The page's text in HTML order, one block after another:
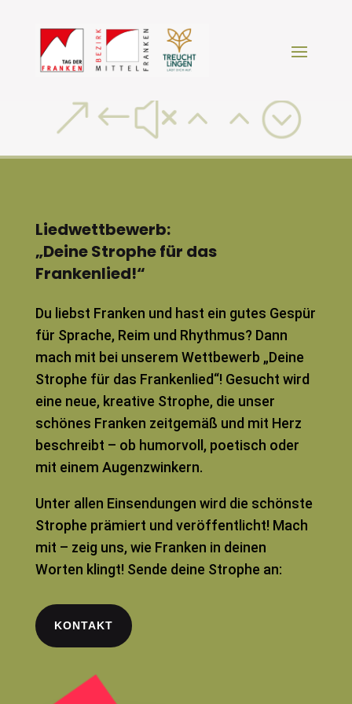
&#x22;
Liedwettbewerb:
„Deine Strophe für das
Frankenlied!“
Du liebst Franken und hast ein gutes Gespür
für Sprache, Reim und Rhythmus? Dann
mach mit bei unserem Wettbewerb „Deine
Strophe für das Frankenlied“! Gesucht wird
eine neue, kreative Strophe, die unser
schönes Franken zeitgemäß und mit Herz
beschreibt – ob humorvoll, poetisch oder
mit einem Augenzwinkern.
Unter allen Einsendungen wird die schönste
Strophe prämiert und veröffentlicht! Mach
mit – zeig uns, wie Franken in deinen
Worten klingt! Sende deine Strophe an:
KONTAKT